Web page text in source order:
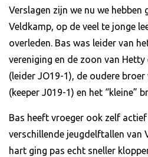
Verslagen zijn we nu we hebben
Veldkamp, op de veel te jonge
overleden. Bas was leider van
vereniging en de zoon van Hetty
(leider JO19-1), de oudere broer
(keeper J019-1) en het “kleine”
Bas heeft vroeger ook zelf
verschillende jeugdelftallen van
hart ging pas echt sneller